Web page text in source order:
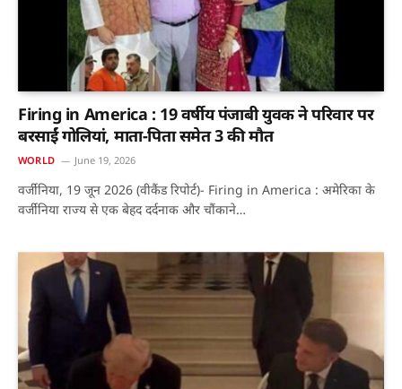
Firing in America : 19 वर्षीय पंजाबी युवक ने परिवार पर
बरसाईं गोलियां, माता-पिता समेत 3 की मौत
WORLD June 19, 2026
वर्जीनिया, 19 जून 2026 (वीकैंड रिपोर्ट)- Firing in America : अमेरिका के
वर्जीनिया राज्य से एक बेहद दर्दनाक और चौंकाने…